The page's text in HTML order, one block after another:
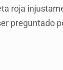
roja
preguntado